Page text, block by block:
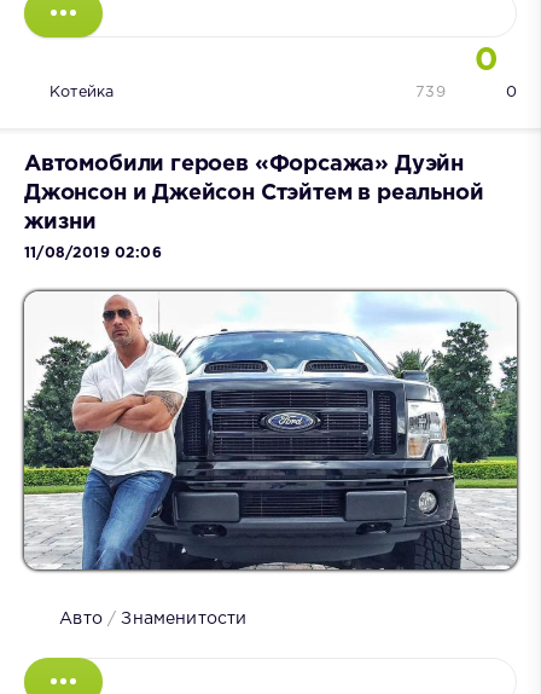
0
Котейка 0
739
Автомобили героев «Форсажа» Дуэйн
Джонсон и Джейсон Стэйтем в реальной
жизни
11/08/2019 02:06
Авто/Знаменитости